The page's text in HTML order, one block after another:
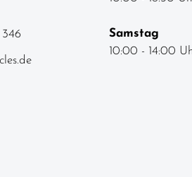
Samstag
10:00 - 14:00